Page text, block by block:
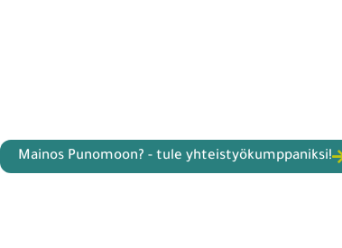
Mainos Punomoon? - tule yhteistyökumppaniksi!